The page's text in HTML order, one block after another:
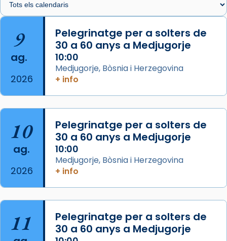
🔗
📸 J. Merino
Photo
View on Facebook ·
de Barcelona.
Aquest dilluns, 27 de juliol, ha tingut lloc la
missa d’acció de gràcies en agraïment al
comitè organitzador de la visita apostòlica
del Sant Pare Lleó XIV a Barcelona, i als
col·laboradors, a la Catedral de Barcelona.
L’arquebisbe de Barcelona, el cardenal Joan
Josep Omella, ha presidit la missa i l’ha
concelebrat el bisbe auxiliar de Barcelona,
Mons. David Abadías.
9
ag.
2026
Pelegrinatge per a solters de
30 a 60 anys a Medjugorje
10:00
Medjugorje, Bòsnia i Herzegovina
+ info
10
ag.
2026
Pelegrinatge per a solters de
30 a 60 anys a Medjugorje
10:00
Medjugorje, Bòsnia i Herzegovina
+ info
11
Pelegrinatge per a solters de
30 a 60 anys a Medjugorje